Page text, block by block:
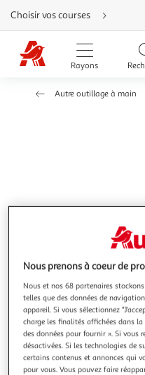
Aller
directement
au
contenu
Aller
directement
Aller
Choisir vos courses
Rayons
Autre outillage à main
Nous prenons à coeur de
Nous et nos 68 partenaires
telles que des données de
appareil. Si vous sélectionnez
charge les finalités affichées dans
des données pour fournir ». Si vous
désactivées. Si les technologies de
certains contenus et annonces qui
pour vous. Vous pouvez faire